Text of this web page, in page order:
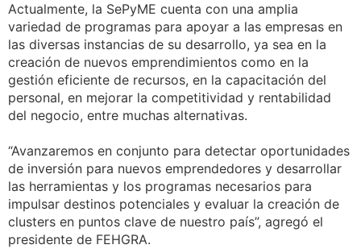
Actualmente, la SePyME cuenta con una amplia
variedad de programas para apoyar a las empresas en
las diversas instancias de su desarrollo, ya sea en la
creación de nuevos emprendimientos como en la
gestión eficiente de recursos, en la capacitación del
personal, en mejorar la competitividad y rentabilidad
del negocio, entre muchas alternativas.
“Avanzaremos en conjunto para detectar oportunidades
de inversión para nuevos emprendedores y desarrollar
las herramientas y los programas necesarios para
impulsar destinos potenciales y evaluar la creación de
clusters en puntos clave de nuestro país”, agregó el
presidente de FEHGRA.